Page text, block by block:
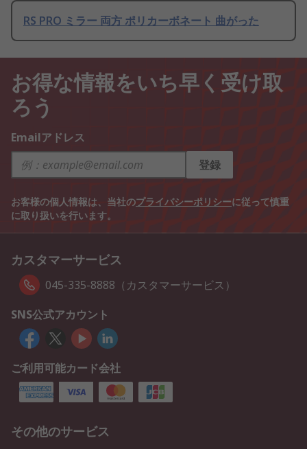
RS PRO ミラー 両方 ポリカーボネート 曲がった
お得な情報をいち早く受け取
ろう
Emailアドレス
登録
お客様の個人情報は、当社のプライバシーポリシーに従って慎重
に取り扱いを行います。
カスタマーサービス
045-335-8888（カスタマーサービス）
SNS公式アカウント
ご利用可能カード会社
その他のサービス